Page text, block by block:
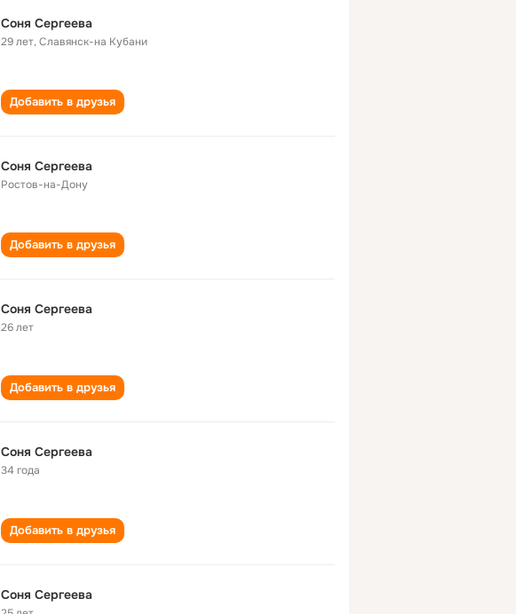
Соня Сергеева
29 лет,Славянск-на Кубани
Добавить в друзья
Соня Сергеева
Ростов-на-Дону
Добавить в друзья
Соня Сергеева
26 лет
Добавить в друзья
Соня Сергеева
34 года
Добавить в друзья
Соня Сергеева